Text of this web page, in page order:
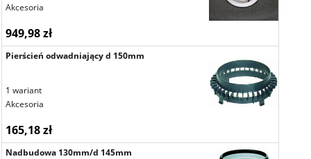
Akcesoria
949,98 zł
Pierścień odwadniający d 150mm
1 wariant
Akcesoria
165,18 zł
Nadbudowa 130mm/d 145mm